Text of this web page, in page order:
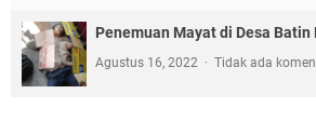
Penemuan Mayat di Desa Batin
Agustus 16, 2022 Tidak ada